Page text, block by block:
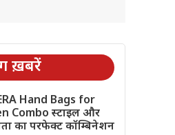
ख़बरें
Hand Bags for
Combo स्टाइल और
का परफेक्ट कॉम्बिनेशन